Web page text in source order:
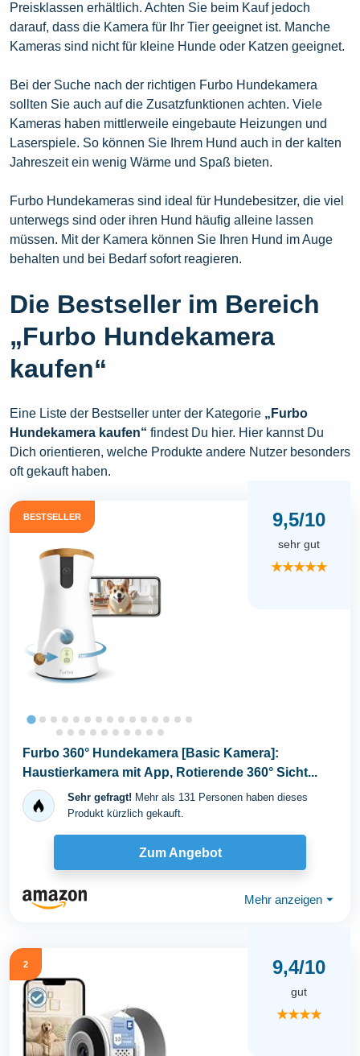
Preisklassen erhältlich. Achten Sie beim Kauf jedoch
darauf, dass die Kamera für Ihr Tier geeignet ist. Manche
Kameras sind nicht für kleine Hunde oder Katzen geeignet.
Bei der Suche nach der richtigen Furbo Hundekamera
sollten Sie auch auf die Zusatzfunktionen achten. Viele
Kameras haben mittlerweile eingebaute Heizungen und
Laserspiele. So können Sie Ihrem Hund auch in der kalten
Jahreszeit ein wenig Wärme und Spaß bieten.
Furbo Hundekameras sind ideal für Hundebesitzer, die viel
unterwegs sind oder ihren Hund häufig alleine lassen
müssen. Mit der Kamera können Sie Ihren Hund im Auge
behalten und bei Bedarf sofort reagieren.
Die Bestseller im Bereich
„Furbo Hundekamera
kaufen“
Eine Liste der Bestseller unter der Kategorie „Furbo
Hundekamera kaufen“ findest Du hier. Hier kannst Du
Dich orientieren, welche Produkte andere Nutzer besonders
oft gekauft haben.
BESTSELLER 9,5/10
sehr gut
★★★★★
Furbo 360° Hundekamera [Basic Kamera]:
Haustierkamera mit App, Rotierende 360° Sicht...
Sehr gefragt! Mehr als 131 Personen haben dieses
Produkt kürzlich gekauft.
Zum Angebot
Mehr anzeigen ⏷
2 9,4/10
gut
★★★★